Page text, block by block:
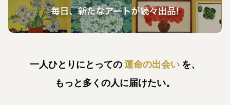
一人ひとりにとっての運命の出会い を、
もっと多くの人に届けたい。